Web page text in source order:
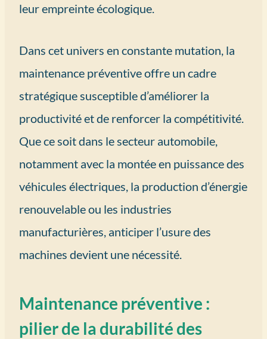
leur empreinte écologique.
Dans cet univers en constante mutation, la
maintenance préventive offre un cadre
stratégique susceptible d’améliorer la
productivité et de renforcer la compétitivité.
Que ce soit dans le secteur automobile,
notamment avec la montée en puissance des
véhicules électriques, la production d’énergie
renouvelable ou les industries
manufacturières, anticiper l’usure des
machines devient une nécessité.
Maintenance préventive :
pilier de la durabilité des